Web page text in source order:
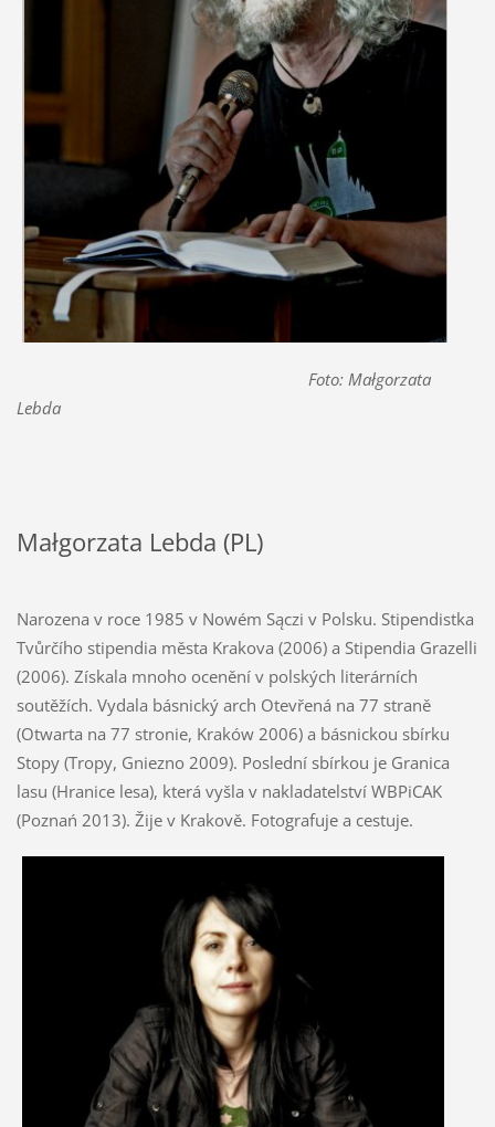
Foto: Małgorzata
Lebda
Małgorzata Lebda (PL)
Narozena v roce 1985 v Nowém Sączi v Polsku. Stipendistka
Tvůrčího stipendia města Krakova (2006) a Stipendia Grazelli
(2006). Získala mnoho ocenění v polských literárních
soutěžích. Vydala básnický arch Otevřená na 77 straně
(Otwarta na 77 stronie, Kraków 2006) a básnickou sbírku
Stopy (Tropy, Gniezno 2009). Poslední sbírkou je Granica
lasu (Hranice lesa), která vyšla v nakladatelství WBPiCAK
(Poznań 2013). Žije v Krakově. Fotografuje a cestuje.